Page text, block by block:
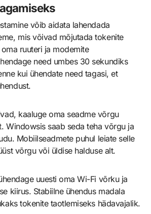
võib aidata lahendada
mis võivad mõjutada tokenite
ruuteri ja modemite
need umbes 30 sekundiks
kui ühendate need tagasi, et
kaaluge oma seadme võrgu
Windowsis saab seda teha võrgu ja
Mobiilseadmete puhul leiate selle
võrgu või üldise halduse alt.
uuesti oma Wi-Fi võrku ja
kiirus. Stabiilne ühendus madala
tokenite taotlemiseks hädavajalik.